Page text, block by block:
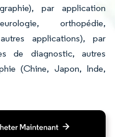
par application
orthopédie,
applications), par
de diagnostic, autres
(Chine, Japon, Inde,